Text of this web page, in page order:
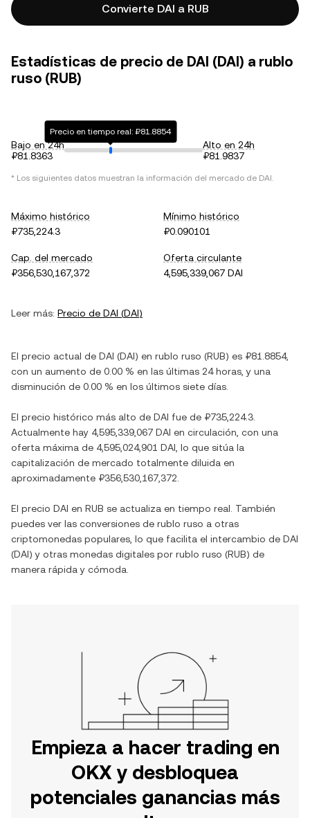
Convierte DAI a RUB
Estadísticas de precio de DAI (DAI) a rublo
ruso (RUB)
Bajo en 24h
₽81.8363
Precio en tiempo real: ₽81.8854
Alto en 24h
₽81.9837
* Los siguientes datos muestran la información del mercado de DAI.
Máximo histórico
₽735,224.3
Mínimo histórico
₽0.090101
Cap. del mercado
₽356,530,167,372
Oferta circulante
4,595,339,067 DAI
Leer más: Precio de DAI (DAI)
El precio actual de DAI (DAI) en rublo ruso (RUB) es ₽81.8854,
con un aumento de 0.00 % en las últimas 24 horas, y una
disminución de 0.00 % en los últimos siete días.
El precio histórico más alto de DAI fue de ₽735,224.3
Actualmente hay 4,595,339,067 DAI en circulación, con una
oferta máxima de 4,595,024,901 DAI , lo que sitúa la
capitalización de mercado totalmente diluida en
aproximadamente ₽356,530,167,372
El precio DAI en RUB se actualiza en tiempo real. También
puedes ver las conversiones de rublo ruso a otras
criptomonedas populares, lo que facilita el intercambio de DAI
(DAI) y otras monedas digitales por rublo ruso (RUB) de
manera rápida y cómoda.
Empieza a hacer trading en
OKX y desbloquea
potenciales ganancias más